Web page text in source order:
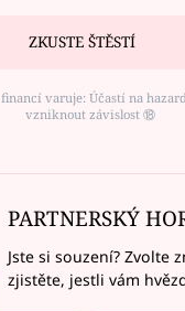
ZKUSTE ŠTĚSTÍ
varuje: Účastí na
vzniknout závislost ⑱
PARTNERSKÝ
Jste si souzení? Zvolte
zjistěte, jestli vám